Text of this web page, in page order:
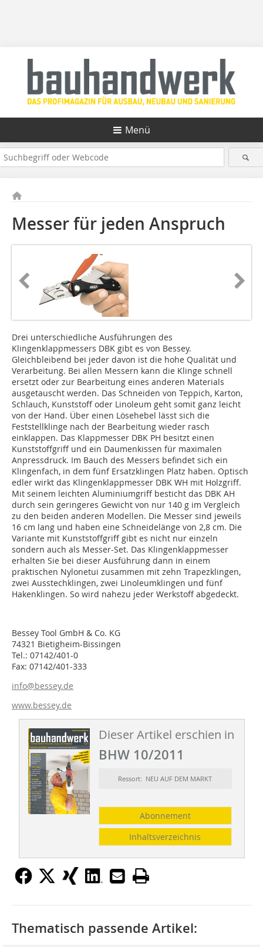
Menü
Messer für jeden Anspruch
Drei unterschiedliche Ausführungen des
Klingenklappmessers DBK gibt es von Bessey.
Gleichbleibend bei jeder davon ist die hohe Qualität und
Verarbeitung. Bei allen Messern kann die Klinge schnell
ersetzt oder zur Bearbeitung eines anderen Materials
ausgetauscht werden. Das Schneiden von Teppich, Karton,
Schlauch, Kunststoff oder Linoleum geht somit ganz leicht
von der Hand. Über einen Lösehebel lässt sich die
Feststellklinge nach der Bearbeitung wieder rasch
einklappen. Das Klappmesser DBK PH besitzt einen
Kunststoffgriff und ein Daumenkissen für maximalen
Anpressdruck. Im Bauch des Messers befindet sich ein
Klingenfach, in dem fünf Ersatzklingen Platz haben. Optisch
edler wirkt das Klingenklappmesser DBK WH mit Holzgriff.
Mit seinem leichten Aluminiumgriff besticht das DBK AH
durch sein geringeres Gewicht von nur 140 g im Vergleich
zu den beiden anderen Modellen. Die Messer sind jeweils
16 cm lang und haben eine Schneidelänge von 2,8 cm. Die
Variante mit Kunststoffgriff gibt es nicht nur einzeln
sondern auch als Messer-Set. Das Klingenklappmesser
erhalten Sie bei dieser Ausführung dann in einem
praktischen Nylonetui zusammen mit zehn Trapezklingen,
zwei Ausstechklingen, zwei Linoleumklingen und fünf
Hakenklingen. So wird nahezu jeder Werkstoff abgedeckt.
Bessey Tool GmbH & Co. KG
74321 Bietigheim-Bissingen
Tel.: 07142/401-0
Fax: 07142/401-333
info@bessey.de
www.bessey.de
Dieser Artikel erschien in
BHW 10/2011
Ressort: NEU AUF DEM MARKT
Abonnement
Inhaltsverzeichnis
Thematisch passende Artikel: